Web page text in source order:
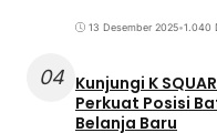
13 Desember 2025•1.040
04 Kunjungi K
Perkuat Posisi
Belanja Baru